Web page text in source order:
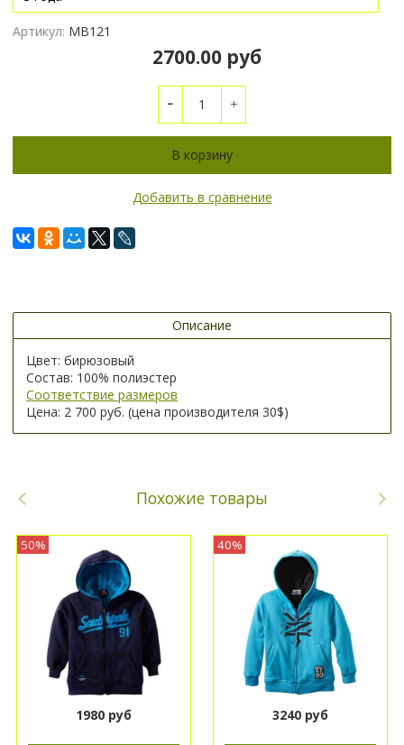
Артикул: МВ121
2700.00 руб
В корзину
Добавить в сравнение
Описание
Цвет: бирюзовый
Состав: 100% полиэстер
Соответствие размеров
Цена: 2 700 руб. (цена производителя 30$)
Похожие товары
50%
1980 руб
40%
3240 руб